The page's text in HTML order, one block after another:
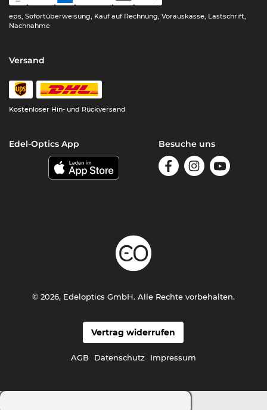
eps, Sofortüberweisung, Kauf auf Rechnung, Vorauskasse, Lastschrift,
Nachnahme
Versand
Kostenloser Hin- und Rückversand
Edel-Optics App Besuche uns
Vertrag widerrufen
AGB Datenschutz Impressum
© 2026, Edeloptics GmbH. Alle Rechte vorbehalten.